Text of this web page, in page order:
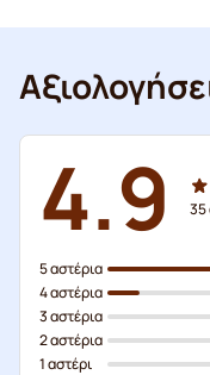
4.9 35
5 αστέρια
4 αστέρια
3 αστέρια
2 αστέρια
1 αστέρι